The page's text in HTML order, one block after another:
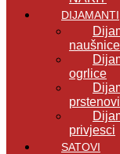
DIJAMANTI
naušnice
ogrlice
prstenovi
privjesci
SATOVI